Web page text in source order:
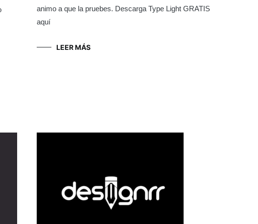
animo a que la pruebes. Descarga Type Light GRATIS
aquí
LEER MÁS